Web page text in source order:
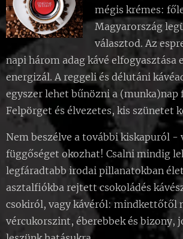
mégis krémes:
Magyarország
választod. Az
napi három adag kávé elfogyasztása
energizál. A reggeli és délutáni
egyszer lehet bűnözni a
Felpörget és élvezetes, kis szünetet
Nem beszélve a további kiskapuról -
függőséget okozhat! Csalni mindig
legfáradtabb irodai pillanatokban
asztalfiókba rejtett csokoládés
csokiról, vagy kávéról: mindkettőtől
vércukorszint, éberebbek és bizony,